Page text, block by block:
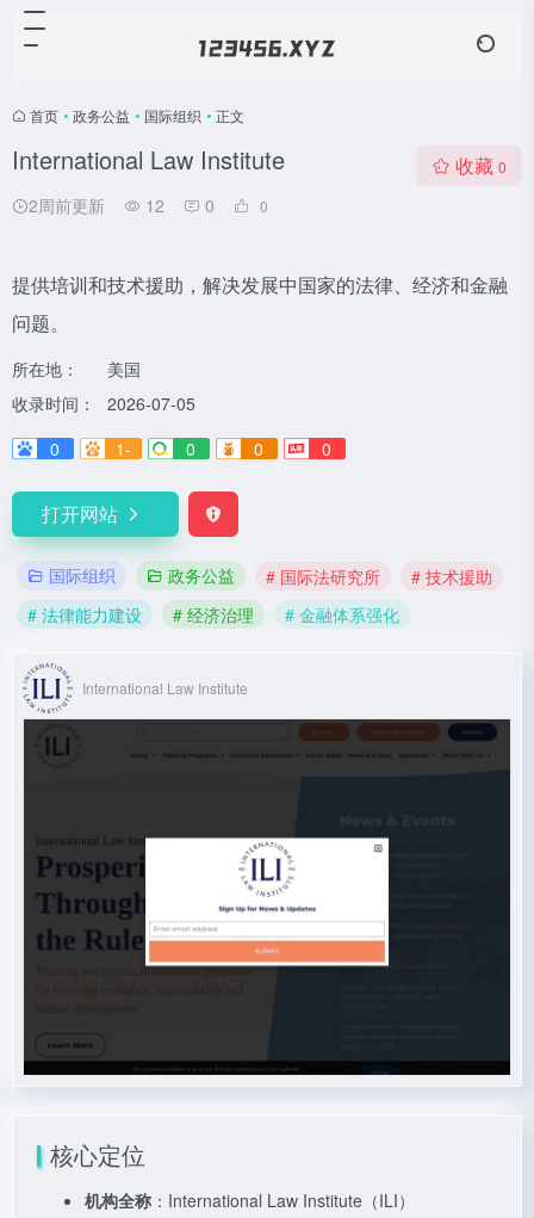
首页 • 政务公益 • 国际组织 • 正文
International Law Institute
2周前更新 12 0 0
收藏 0
提供培训和技术援助，解决发展中国家的法律、经济和金融
问题。
所在地：
美国
收录时间：
2026-07-05
0
1- 0 0 0
打开网站
国际组织 政务公益 # 国际法研究所
# 技术援助
# 法律能力建设
# 经济治理 # 金融体系强化
International Law Institute
核心定位
机构全称 ：International Law Institute（ILI）